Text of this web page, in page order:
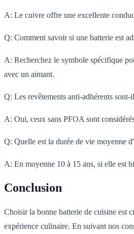
A: Le cuivre offre une excellente
Q: Comment savoir si une batterie est
A: Recherchez le symbole spécifique
avec un aimant.
Q: Les revêtements anti-adhérents sont-
A: Oui, ceux sans PFOA sont
Q: Quelle est la durée de vie moyenne
A: En moyenne 10 à 15 ans, si elle est
Conclusion
Choisir la bonne batterie de cuisine est
expérience culinaire. En suivant nos